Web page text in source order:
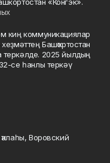
киң коммуникациялар
Башҡортостан
2025 йылдың
се һанлы теркәү
Воровский